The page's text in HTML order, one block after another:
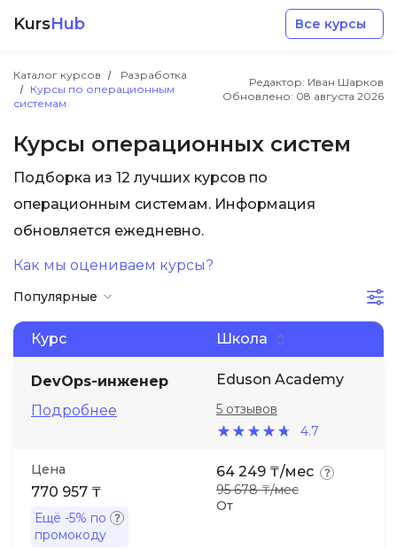
KursHub Все курсы
Каталог курсов
Разработка
Курсы по операционным
системам
Редактор: Иван Шарков
Обновлено: 08 августа 2026
Курсы операционных систем
Подборка из 12 лучших курсов по
операционным системам. Информация
обновляется ежедневно.
Как мы оцениваем курсы?
Популярные
Курс Школа
DevOps-инженер
Подробнее
Eduson Academy
4.7
5 отзывов
Цена
770 957 ₸
Ещё -5% по
промокоду
От
64 249 ₸/мес
95 678 ₸/мес
Разработка
Маркетинг
Дизайн
Аналитика
Менеджмент
Иностранные языки
Soft Skills
ДПО